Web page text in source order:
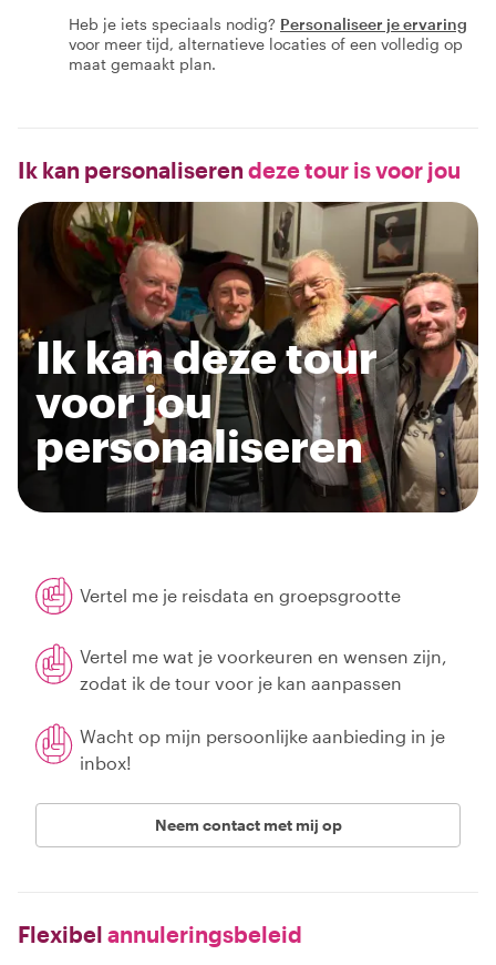
Heb je iets speciaals nodig? Personaliseer je ervaring
voor meer tijd, alternatieve locaties of een volledig op
maat gemaakt plan.
Ik kan personaliseren deze tour is voor jou
Ik kan deze tour
voor jou
personaliseren
Vertel me je reisdata en groepsgrootte
Vertel me wat je voorkeuren en wensen zijn,
zodat ik de tour voor je kan aanpassen
Wacht op mijn persoonlijke aanbieding in je
inbox!
Neem contact met mij op
Flexibel annuleringsbeleid